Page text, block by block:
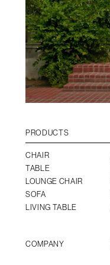
PRODUCTS
CHAIR
TABLE
LOUNGE CHAIR
SOFA
LIVING TABLE
COMPANY